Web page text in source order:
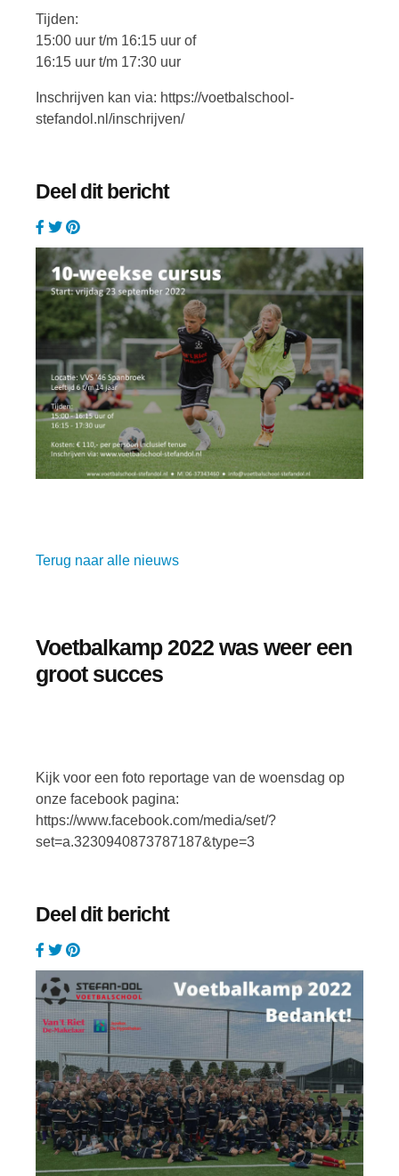
Tijden:
15:00 uur t/m 16:15 uur of
16:15 uur t/m 17:30 uur
Inschrijven kan via: https://voetbalschool-
stefandol.nl/inschrijven/
Deel dit bericht
Terug naar alle nieuws
Voetbalkamp 2022 was weer een
groot succes
Kijk voor een foto reportage van de woensdag op
onze facebook pagina:
https://www.facebook.com/media/set/?
set=a.3230940873787187&type=3
Deel dit bericht